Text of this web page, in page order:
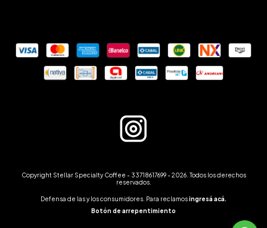
Copyright Stellar Specialty Coffee - 33718617699 - 2026. Todos los derechos
reservados.
Defensa de las y los consumidores. Para reclamosingresá acá.
Botón de arrepentimiento